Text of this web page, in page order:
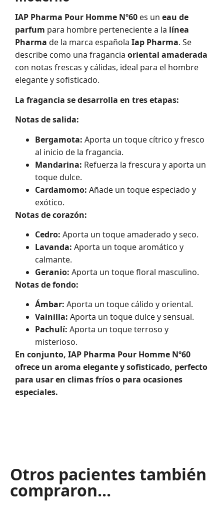
IAP Pharma Pour Homme Nº60 es un eau de
parfum para hombre perteneciente a la línea
Pharma de la marca española Iap Pharma. Se
describe como una fragancia oriental amaderada
con notas frescas y cálidas, ideal para el hombre
elegante y sofisticado.
La fragancia se desarrolla en tres etapas:
Notas de salida:
Bergamota: Aporta un toque cítrico y fresco
al inicio de la fragancia.
Mandarina: Refuerza la frescura y aporta un
toque dulce.
Cardamomo: Añade un toque especiado y
exótico.
Notas de corazón:
Cedro: Aporta un toque amaderado y seco.
Lavanda: Aporta un toque aromático y
calmante.
Geranio: Aporta un toque floral masculino.
Notas de fondo:
Ámbar: Aporta un toque cálido y oriental.
Vainilla: Aporta un toque dulce y sensual.
Pachulí: Aporta un toque terroso y
misterioso.
En conjunto, IAP Pharma Pour Homme Nº60
ofrece un aroma elegante y sofisticado, perfecto
para usar en climas fríos o para ocasiones
especiales.
Otros pacientes también
compraron...